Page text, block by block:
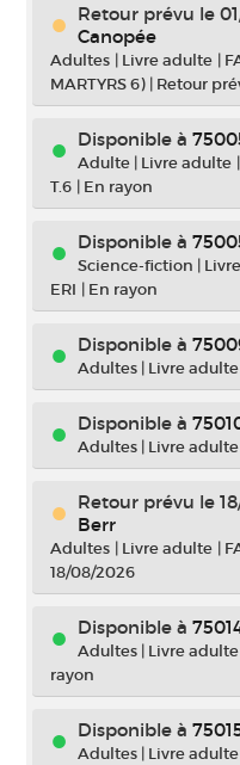
Retour prévu le
Canopée
Adultes | Livre adulte |
MARTYRS 6) | Retour
Disponible à
Adulte | Livre adulte |
T.6 | En rayon
Disponible à
Science-fiction |
ERI | En rayon
Disponible à
Adultes | Livre adulte
Disponible à
Adultes | Livre adulte
Retour prévu le
Berr
Adultes | Livre adulte |
18/08/2026
Disponible à
Adultes | Livre adulte
rayon
Disponible à
Adultes | Livre adulte